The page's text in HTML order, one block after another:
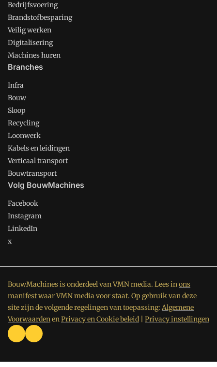
Bedrijfsvoering
Brandstofbesparing
Veilig werken
Digitalisering
Machines huren
Branches
Infra
Bouw
Sloop
Recycling
Loonwerk
Kabels en leidingen
Verticaal transport
Bouwtransport
Volg BouwMachines
Facebook
Instagram
LinkedIn
x
BouwMachines is onderdeel van VMN media. Lees inons
manifestwaar VMN media voor staat. Op gebruik van deze
site zijn de volgende regelingen van toepassing: Algemene
VoorwaardenenPrivacy en Cookie beleid Privacy instellingen